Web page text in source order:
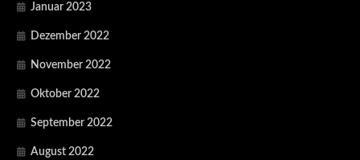
Januar 2023
Dezember 2022
November 2022
Oktober 2022
September 2022
August 2022